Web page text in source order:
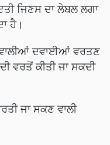
ਜਿਣਸ ਦਾ ਲੇਬਲ ਲਗਾ
ਹੈ।
ਵਾਲੀਆਂ ਦਵਾਈਆਂ ਵਰਤਣ
ਵਰਤੋਂ ਕੀਤੀ ਜਾ ਸਕਦੀ
ਜਾ ਸਕਣ ਵਾਲੀ